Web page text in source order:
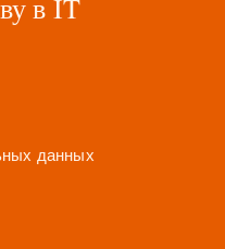
в IT
данных